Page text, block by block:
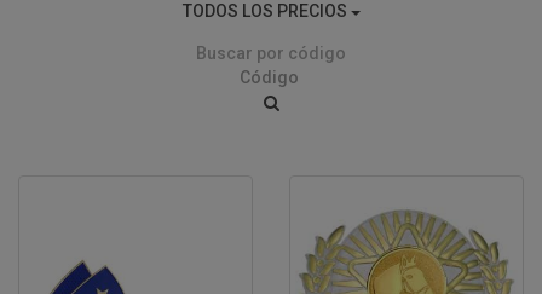
TODOS LOS PRECIOS
Buscar por código